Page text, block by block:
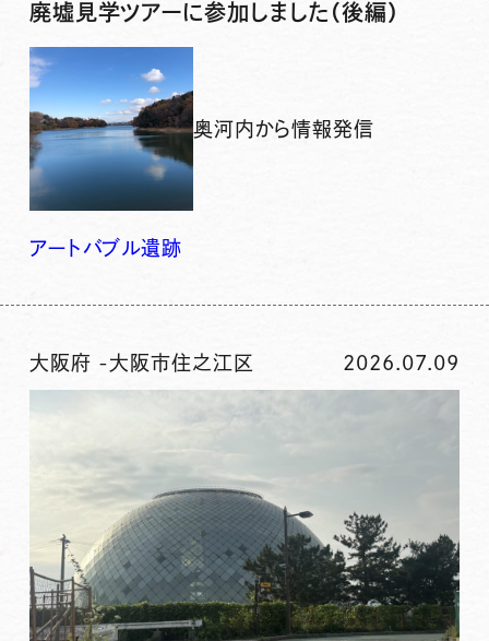
廃墟見学ツアーに参加しました（後編）
奥河内から情報発信
アートバブル遺跡
大阪府 -大阪市住之江区 2026.07.09